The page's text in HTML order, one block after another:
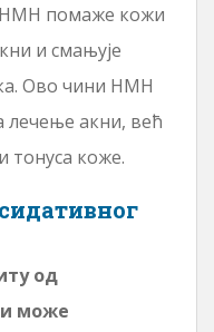
НМН помаже кожи
и смањује
Ово чини НМН
лечење акни, већ
тонуса коже.
од
може